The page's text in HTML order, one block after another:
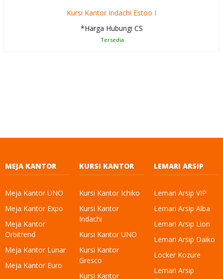
Kursi Kantor Indachi Estoo I
*Harga Hubungi CS
Tersedia
MEJA KANTOR
Meja Kantor UNO
Meja Kantor Expo
Meja Kantor
Orbitrend
Meja Kantor Lunar
Meja Kantor Euro
KURSI KANTOR
Kursi Kantor Ichiko
Kursi Kantor
Indachi
Kursi Kantor UNO
Kursi Kantor
Gresco
Kursi Kantor
LEMARI ARSIP
Lemari Arsip VIP
Lemari Arsip Alba
Lemari Arsip Lion
Lemari Arsip Daiko
Locker Kozure
Lemari Arsip